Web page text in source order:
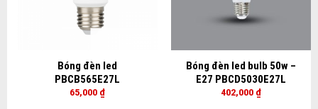
Bóng đèn led
PBCB565E27L
65,000 ₫
Bóng đèn led bulb 50w –
E27 PBCD5030E27L
402,000 ₫